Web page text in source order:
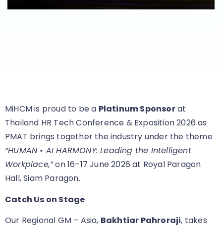
MiHCM is proud to be a Platinum Sponsorat
Thailand HR Tech Conference & Exposition 2026 as
PMAT brings together the industry under the theme
“HUMAN • AI HARMONY: Leading the Intelligent
Workplace,”on 16–17 June 2026 at Royal Paragon
Hall, Siam Paragon.
Catch Us on Stage
Our Regional GM – Asia, Bakhtiar Pahroraji, takes